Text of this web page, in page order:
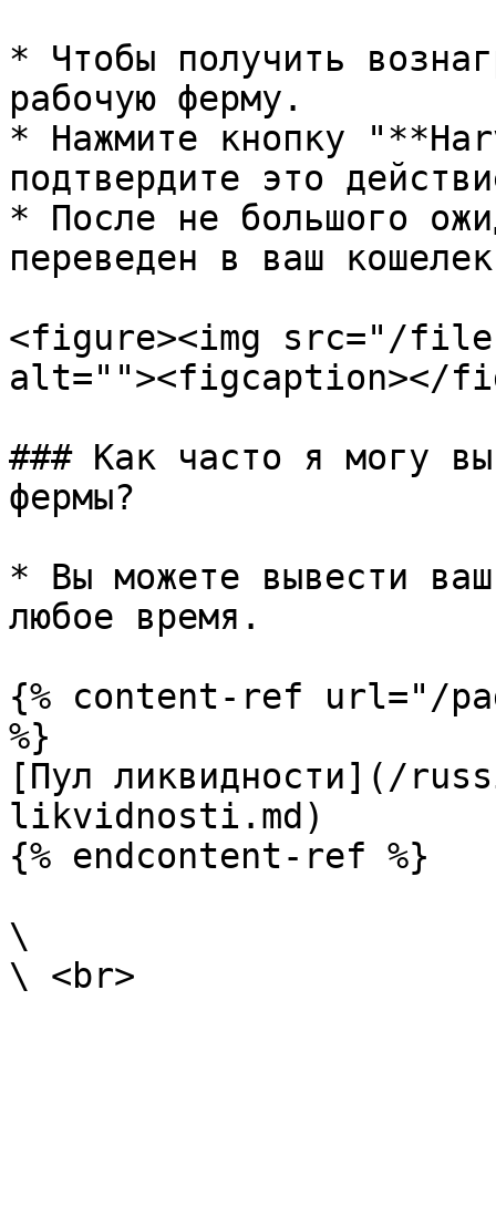
* Чтобы получить
рабочую ферму.
* Нажмите кнопку
подтвердите это
* После не большого
переведен в ваш
<figure><img src="/files/
alt=""><figcaption></
### Как часто я могу
фермы?
* Вы можете вывести
любое время.
{% content-ref url="/
%}
[Пул ликвидности](/
likvidnosti.md)
{% endcontent-ref %}
\